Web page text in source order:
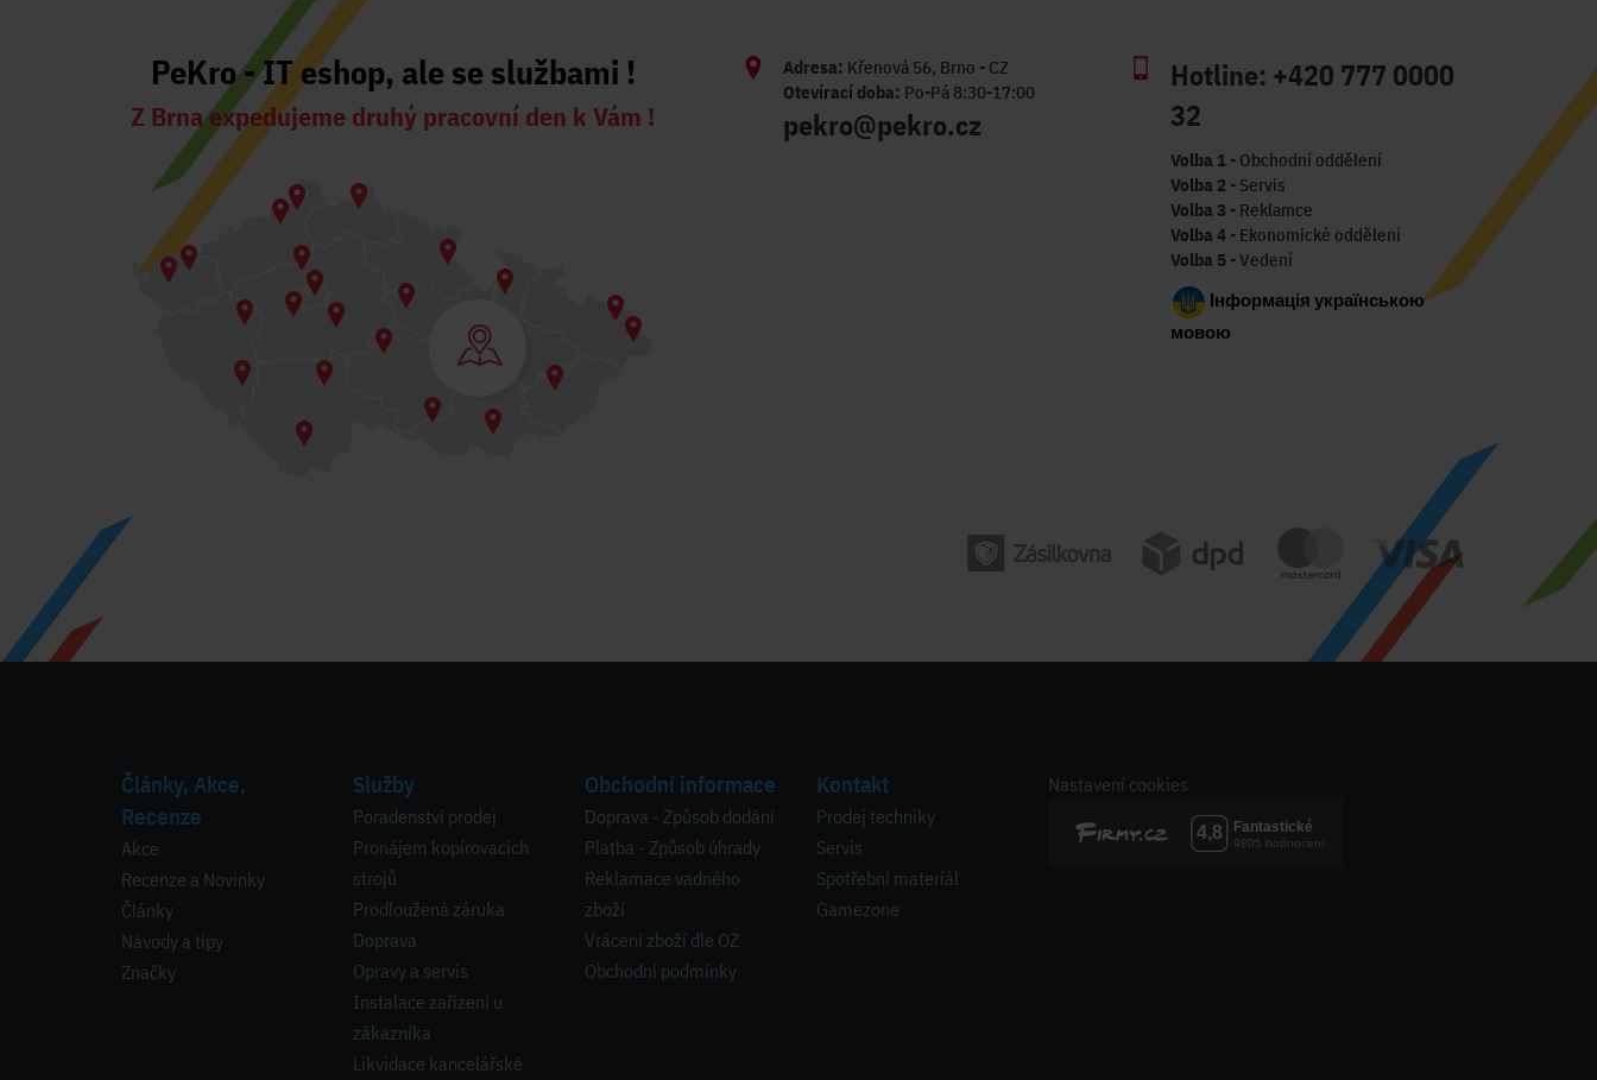
PeKro - IT eshop, ale se službami !
Z Brna expedujeme druhý pracovní den k Vám !
Adresa: Křenová 56, Brno - CZ
Otevírací doba: Po-Pá 8:30-17:00
pekro@pekro.cz
Hotline: +420 777 0000
32
Volba 1 - Obchodní oddělení
Volba 2 - Servis
Volba 3 - Reklamce
Volba 4 - Ekonomické oddělení
Volba 5 - Vedení
Інформація українською
мовою
Články, Akce,
Recenze
Akce
Recenze a Novinky
Články
Návody a tipy
Značky
Služby
Poradenství prodej
Pronájem kopírovacích
strojů
Prodloužená záruka
Doprava
Opravy a servis
Instalace zařízení u
zákazníka
Likvidace kancelářské
Obchodní informace
Doprava - Způsob dodání
Platba - Způsob úhrady
Reklamace vadného
zboží
Vrácení zboží dle OZ
Obchodní podmínky
Kontakt
Prodej techniky
Servis
Spotřební materiál
Gamezone
Nastavení cookies